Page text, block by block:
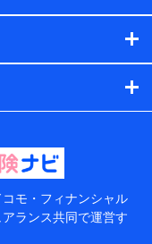
を行うため
（詳細は次のと
王パークタワー
前田 義晃
モ・フィナンシャル
ランス共同で運営す